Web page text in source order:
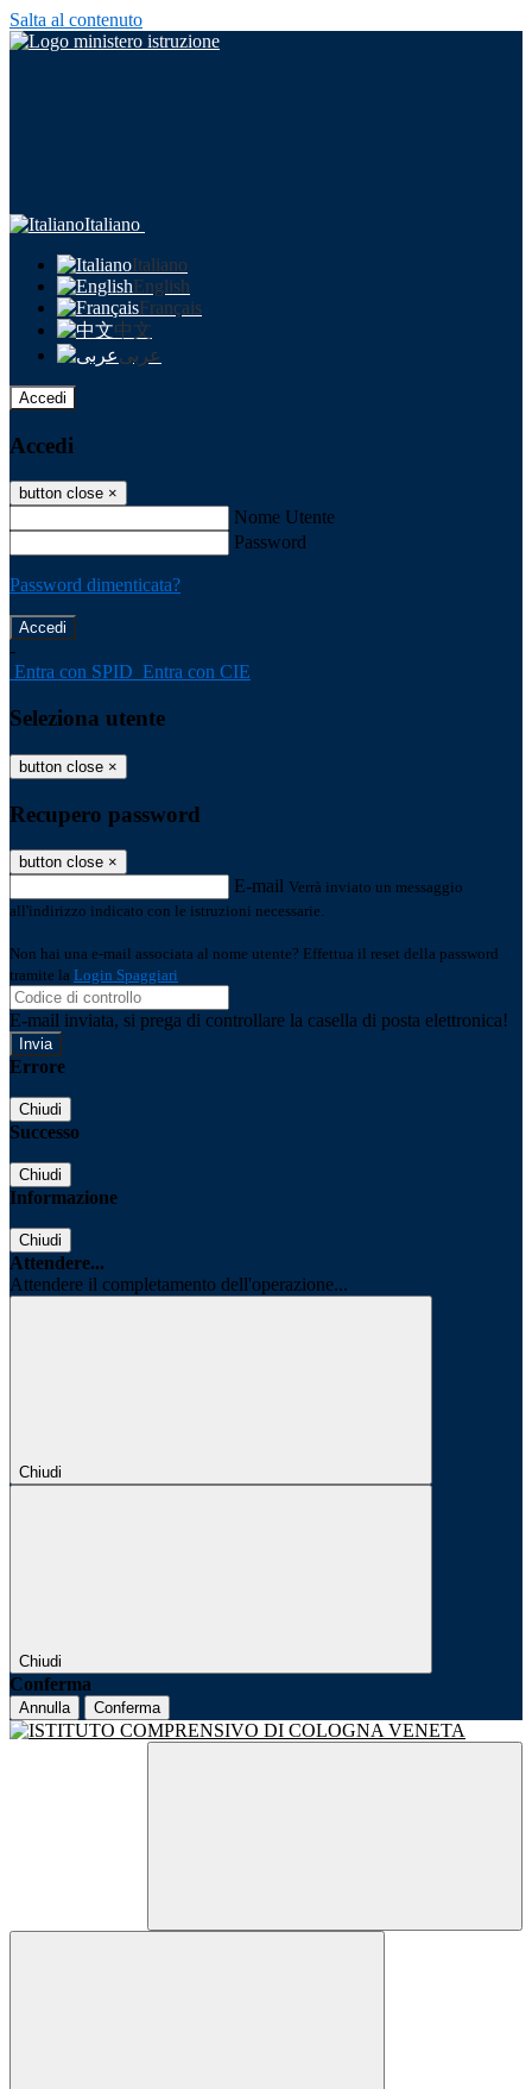
Salta al contenuto
Italiano
Italiano
English
Français
中文
عربى
Accedi
Accedi
button close ×
Nome Utente
Password
Password dimenticata?
-
Entra con SPID Entra con CIE
Seleziona utente
button close ×
Recupero password
button close ×
E-mail Verrà inviato un messaggio
all'indirizzo indicato con le istruzioni necessarie.
Non hai una e-mail associata al nome utente? Effettua il reset della password
tramite la Login Spaggiari
E-mail inviata, si prega di controllare la casella di posta elettronica!
Errore
Chiudi
Successo
Chiudi
Informazione
Chiudi
Attendere...
Attendere il completamento dell'operazione...
Chiudi
Chiudi
Conferma
Annulla Conferma